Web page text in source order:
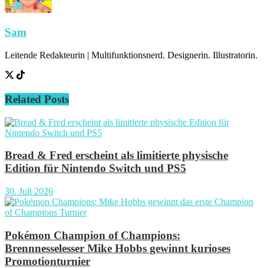
Sam
Leitende Redakteurin | Multifunktionsnerd. Designerin. Illustratorin.
Related Posts
Bread & Fred erscheint als limitierte physische
Edition für Nintendo Switch und PS5
30. Juli 2026
Pokémon Champion of Champions:
Brennnesselesser Mike Hobbs gewinnt kurioses
Promotionturnier